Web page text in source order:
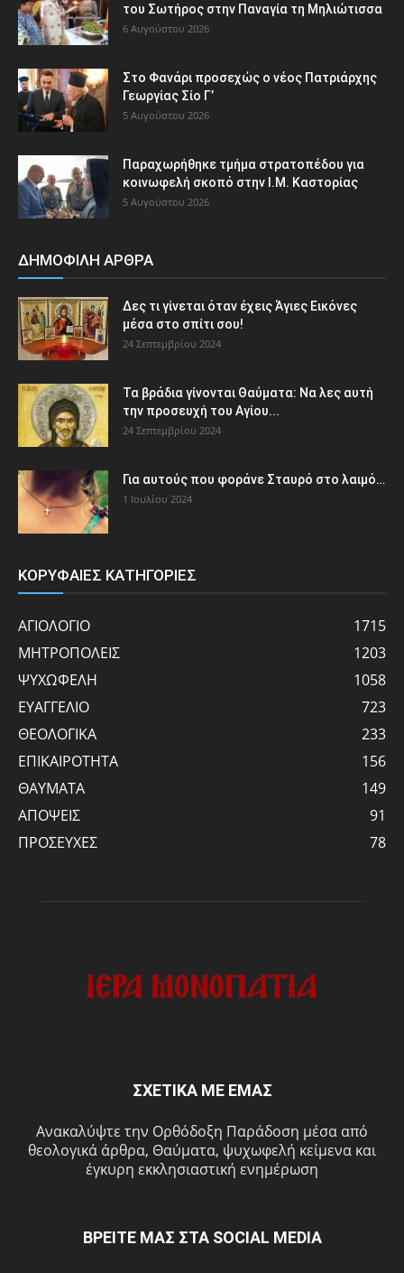
του Σωτήρος στην Παναγία τη Μηλιώτισσα
6 Αυγούστου 2026
Στο Φανάρι προσεχώς ο νέος Πατριάρχης
Γεωργίας Σίο Γ’
5 Αυγούστου 2026
Παραχωρήθηκε τμήμα στρατοπέδου για
κοινωφελή σκοπό στην Ι.Μ. Καστορίας
5 Αυγούστου 2026
ΔΗΜΟΦΙΛΗ ΑΡΘΡΑ
Δες τι γίνεται όταν έχεις Άγιες Εικόνες
μέσα στο σπίτι σου!
24 Σεπτεμβρίου 2024
Τα βράδια γίνονται Θαύματα: Να λες αυτή
την προσευχή του Αγίου...
24 Σεπτεμβρίου 2024
Για αυτούς που φοράνε Σταυρό στο λαιμό…
1 Ιουλίου 2024
ΚΟΡΥΦΑΙΕΣ ΚΑΤΗΓΟΡΙΕΣ
ΑΓΙΟΛΟΓΙΟ
1715
ΜΗΤΡΟΠΟΛΕΙΣ
1203
ΨΥΧΩΦΕΛΗ
1058
ΕΥΑΓΓΕΛΙΟ
723
ΘΕΟΛΟΓΙΚΑ
233
ΕΠΙΚΑΙΡΟΤΗΤΑ
156
ΘΑΥΜΑΤΑ
149
ΑΠΟΨΕΙΣ
91
ΠΡΟΣΕΥΧΕΣ
78
ΣΧΕΤΙΚΑ ΜΕ ΕΜΑΣ
Ανακαλύψτε την Ορθόδοξη Παράδοση μέσα από
θεολογικά άρθρα, Θαύματα, ψυχωφελή κείμενα και
έγκυρη εκκλησιαστική ενημέρωση
ΒΡΕΙΤΕ ΜΑΣ ΣΤΑ SOCIAL MEDIA